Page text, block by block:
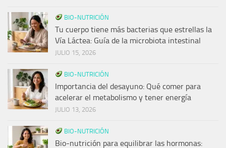
BIO-NUTRICIÓN
Tu cuerpo tiene más bacterias que estrellas la
Vía Láctea: Guía de la microbiota intestinal
JULIO 15, 2026
BIO-NUTRICIÓN
Importancia del desayuno: Qué comer para
acelerar el metabolismo y tener energía
JULIO 13, 2026
BIO-NUTRICIÓN
Bio-nutrición para equilibrar las hormonas: